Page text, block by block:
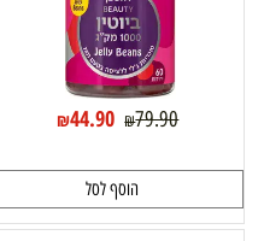
₪79.90
₪44.90
הוסף לסל